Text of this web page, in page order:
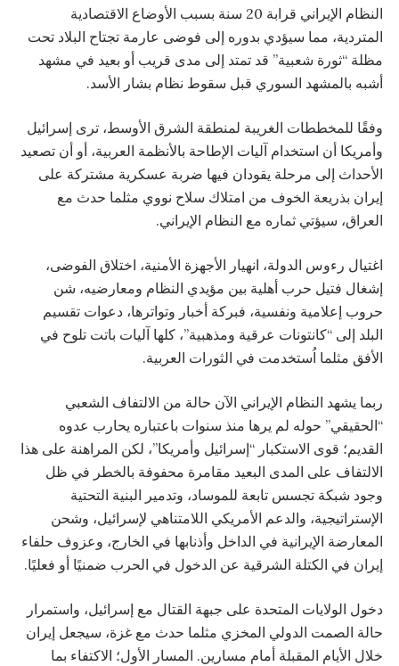
النظام الإيراني قرابة 20 سنة بسبب الأوضاع الاقتصادية
المتردية، مما سيؤدي بدوره إلى فوضى عارمة تجتاح البلاد تحت
مظلة “ثورة شعبية” قد تمتد إلى مدى قريب أو بعيد في مشهد
أشبه بالمشهد السوري قبل سقوط نظام بشار الأسد.
وفقًا للمخططات الغريبة لمنطقة الشرق الأوسط، ترى إسرائيل
وأمريكا أن استخدام آليات الإطاحة بالأنظمة العربية، أو أن تصعيد
الأحداث إلى مرحلة يقودان فيها ضربة عسكرية مشتركة على
إيران بذريعة الخوف من امتلاك سلاح نووي مثلما حدث مع
العراق، سيؤتي ثماره مع النظام الإيراني.
اغتيال رءوس الدولة، انهيار الأجهزة الأمنية، اختلاق الفوضى،
إشغال فتيل حرب أهلية بين مؤيدي النظام ومعارضيه، شن
حروب إعلامية ونفسية، فبركة أخبار وتواترها، دعوات تقسيم
البلد إلى “كانتونات عرقية ومذهبية”، كلها آليات باتت تلوح في
الأفق مثلما اُستخدمت في الثورات العربية.
ربما يشهد النظام الإيراني الآن حالة من الالتفاف الشعبي
“الحقيقي” حوله لم يرها منذ سنوات باعتباره يحارب عدوه
القديم؛ قوى الاستكبار “إسرائيل وأمريكا”، لكن المراهنة على هذا
الالتفاف على المدى البعيد مقامرة محفوفة بالخطر في ظل
وجود شبكة تجسس تابعة للموساد، وتدمير البنية التحتية
الإستراتيجية، والدعم الأمريكي اللامتناهي لإسرائيل، وشحن
المعارضة الإيرانية في الداخل وأذنابها في الخارج، وعزوف حلفاء
إيران في الكتلة الشرقية عن الدخول في الحرب ضمنيًا أو فعليًا.
دخول الولايات المتحدة على جبهة القتال مع إسرائيل، واستمرار
حالة الصمت الدولي المخزي مثلما حدث مع غزة، سيجعل إيران
خلال الأيام المقبلة أمام مسارين. المسار الأول؛ الاكتفاء بما